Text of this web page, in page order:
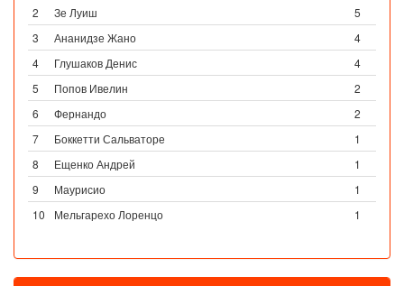
2
Зе Луиш
5
3
Ананидзе Жано
4
4
Глушаков Денис
4
5
Попов Ивелин
2
6
Фернандо
2
7
Боккетти Сальваторе
1
8
Ещенко Андрей
1
9
Маурисио
1
10
Мельгарехо Лоренцо 1